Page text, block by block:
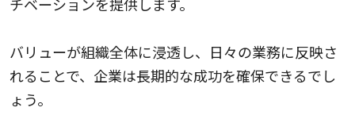
バリューが組織全体に浸透し、日々の業務に反映さ
れることで、企業は長期的な成功を確保できるでし
ょう。